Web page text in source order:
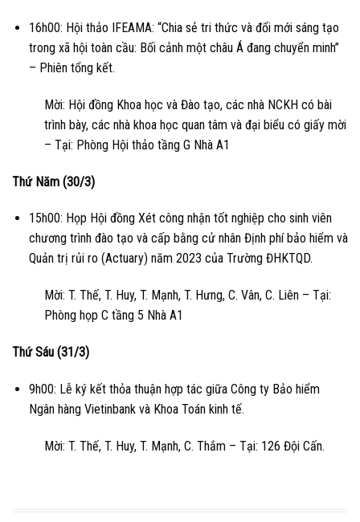
16h00: Hội thảo IFEAMA: “Chia sẻ tri thức và đổi mới sáng tạo
trong xã hội toàn cầu: Bối cảnh một châu Á đang chuyển minh”
– Phiên tổng kết.
Mời: Hội đồng Khoa học và Đào tạo, các nhà NCKH có bài
trình bày, các nhà khoa học quan tâm và đại biểu có giấy mời
– Tại: Phòng Hội thảo tầng G Nhà A1
Thứ Năm (30/3)
15h00: Họp Hội đồng Xét công nhận tốt nghiệp cho sinh viên
chương trình đào tạo và cấp bằng cử nhân Định phí bảo hiểm và
Quản trị rủi ro (Actuary) năm 2023 của Trường ĐHKTQD.
Mời: T. Thế, T. Huy, T. Mạnh, T. Hưng, C. Vân, C. Liên – Tại:
Phòng họp C tầng 5 Nhà A1
Thứ Sáu (31/3)
9h00: Lễ ký kết thỏa thuận hợp tác giữa Công ty Bảo hiểm
Ngân hàng Vietinbank và Khoa Toán kinh tế.
Mời: T. Thế, T. Huy, T. Mạnh, C. Thắm – Tại: 126 Đội Cấn.